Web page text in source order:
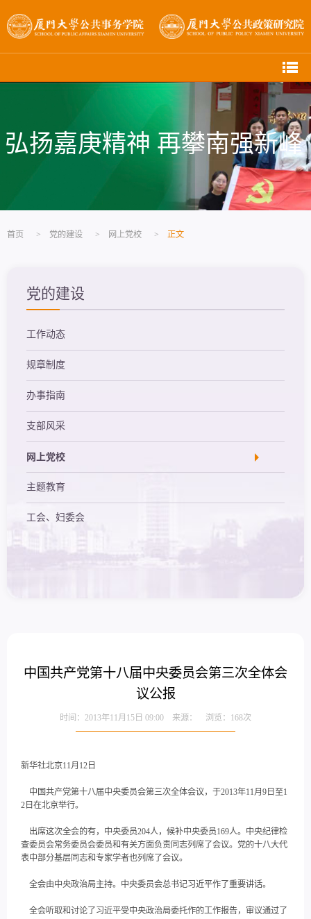
弘扬嘉庚精神 再攀南强新峰
首页 > 党的建设 > 网上党校 > 正文
党的建设
工作动态
规章制度
办事指南
支部风采
网上党校
主题教育
工会、妇委会
中国共产党第十八届中央委员会第三次全体会
议公报
时间：2013年11月15日 09:00 来源： 浏览： 168次
新华社北京11月12日
中国共产党第十八届中央委员会第三次全体会议，于2013年11月9日至1
2日在北京举行。
出席这次全会的有，中央委员204人，候补中央委员169人。中央纪律检
查委员会常务委员会委员和有关方面负责同志列席了会议。党的十八大代
表中部分基层同志和专家学者也列席了会议。
全会由中央政治局主持。中央委员会总书记习近平作了重要讲话。
全会听取和讨论了习近平受中央政治局委托作的工作报告，审议通过了